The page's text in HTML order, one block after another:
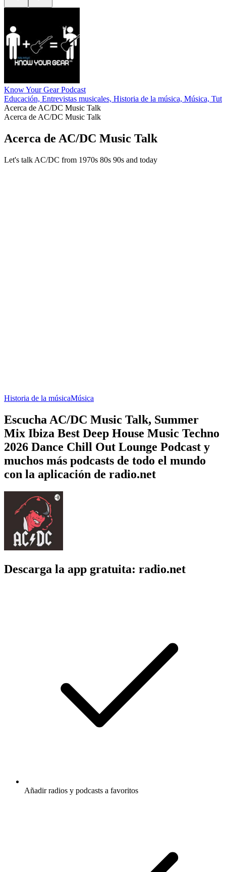
Know Your Gear Podcast
Educación, Entrevistas musicales, Historia de la música, Música,
Acerca de AC/DC Music Talk
Acerca de AC/DC Music Talk
Acerca de AC/DC Music Talk
Let's talk AC/DC from 1970s 80s 90s and today
Historia de la músicaMúsica
Escucha AC/DC Music Talk, Summer
Mix Ibiza Best Deep House Music Techno
2026 Dance Chill Out Lounge Podcast y
muchos más podcasts de todo el mundo
con la aplicación de radio.net
Descarga la app gratuita: radio.net
Añadir radios y podcasts a favoritos